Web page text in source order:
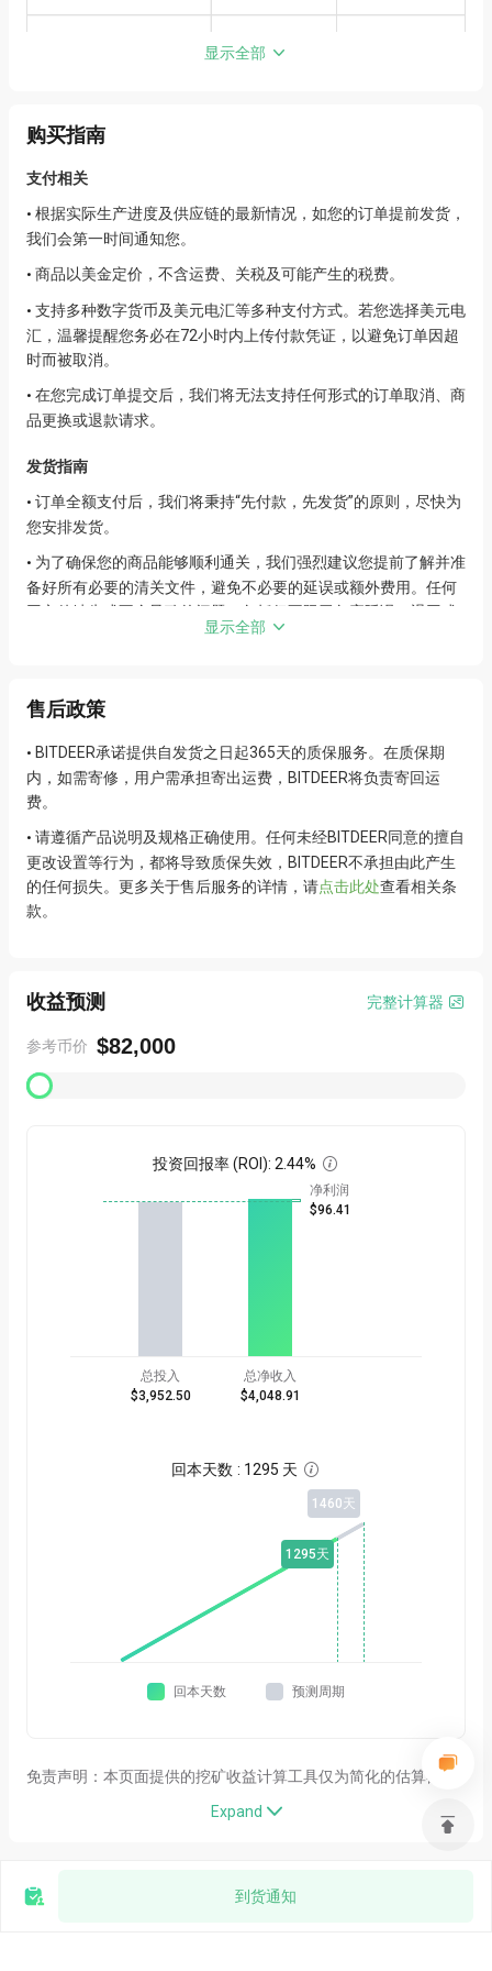
显示全部
购买指南
支付相关
• 根据实际生产进度及供应链的最新情况，如您的订单提前发货，
我们会第一时间通知您。
• 商品以美金定价，不含运费、关税及可能产生的税费。
• 支持多种数字货币及美元电汇等多种支付方式。若您选择美元电
汇，温馨提醒您务必在72小时内上传付款凭证，以避免订单因超
时而被取消。
• 在您完成订单提交后，我们将无法支持任何形式的订单取消、商
品更换或退款请求。
发货指南
• 订单全额支付后，我们将秉持“先付款，先发货”的原则，尽快为
您安排发货。
• 为了确保您的商品能够顺利通关，我们强烈建议您提前了解并准
备好所有必要的清关文件，避免不必要的延误或额外费用。任何
因文件缺失或不全导致的问题，包括但不限于包裹延误、退回或
额外收费，我们不承担责任。
高质量的产品，但图片可能因拍摄角度、光线等因素与实物存在
细微差异。
快速支持
•我们重视每一位客户的体验，若您在使用过程中遇到任何问题，
请首先查阅我们的常见问题解答，请 点击这里。
•若问题仍未解决，欢迎在此提交您的请求，我们的客服团队将尽
快为您提供帮助。
显示全部
售后政策
• BITDEER承诺提供自发货之日起365天的质保服务。在质保期
内，如需寄修，用户需承担寄出运费，BITDEER将负责寄回运
费。
• 请遵循产品说明及规格正确使用。任何未经BITDEER同意的擅自
更改设置等行为，都将导致质保失效，BITDEER不承担由此产生
的任何损失。更多关于售后服务的详情，请点击此处查看相关条
款。
收益预测 完整计算器 
参考币价 $82,000
投资回报率 (ROI): 2.44% 
总投入
$3,952.50
总净收入
$4,048.91
净利润
$96.41
回本天数 : 1295 天 
1295天
1460天
回本天数 预测周期
免责声明：本页面提供的挖矿收益计算工具仅为简化的估算器，
并未考虑诸多对实际挖矿结果有重大影响的关键变量，包括但不
释为我们对实际收益、盈利能力或设备性能所作的任何形式的保
证或承诺。所生成的估算结果并非财务预测，也不代表未来表
Expand 
到货通知